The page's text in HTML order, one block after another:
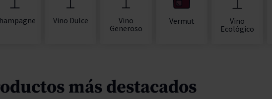
Vino Dulce
Vino
Generoso
Vermut
Vino
Ecológico
más destacados